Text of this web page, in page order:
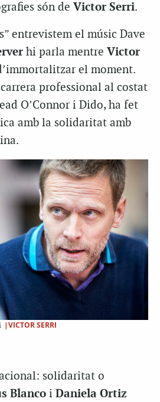
són de Victor Serri.
entrevistem el músic Dave
hi parla mentre Victor
el moment.
professional al costat
O’Connor i Dido, ha fet
amb la solidaritat amb
|VICTOR SERRI
solidaritat o
Blanco i Daniela Ortiz